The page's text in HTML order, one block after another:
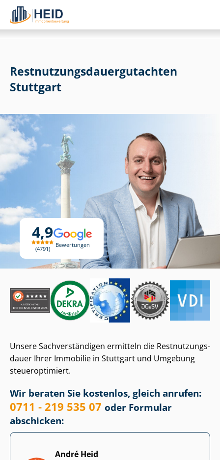
4,9
4791
Bewertungen
Rest­nut­zungs­dau­er­gut­ach­ten
Stuttgart
Unsere Sach­ver­stän­di­gen ermitteln die Rest­nut­zungs­
dau­er Ihrer Immobilie in Stuttgart und Umgebung
steueroptimiert.
Wir beraten Sie kostenlos, gleich anrufen:
0711 - 219 535 07 oder Formular
abschicken:
André Heid